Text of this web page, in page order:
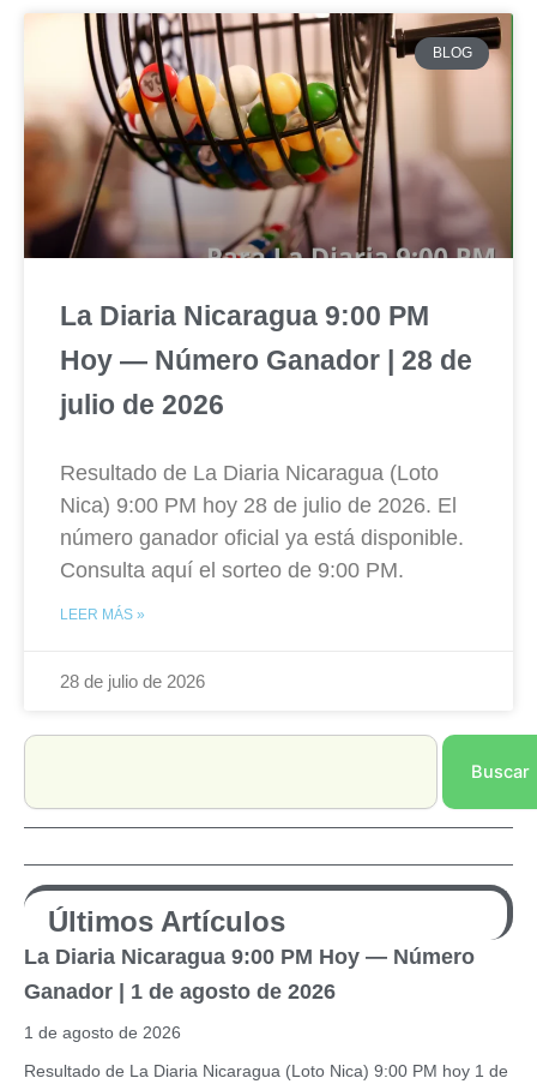
BLOG
La Diaria Nicaragua 9:00 PM
Hoy — Número Ganador | 28 de
julio de 2026
Resultado de La Diaria Nicaragua (Loto
Nica) 9:00 PM hoy 28 de julio de 2026. El
número ganador oficial ya está disponible.
Consulta aquí el sorteo de 9:00 PM.
LEER MÁS »
28 de julio de 2026
Search
Buscar
Últimos Artículos
La Diaria Nicaragua 9:00 PM Hoy — Número
Ganador | 1 de agosto de 2026
1 de agosto de 2026
Resultado de La Diaria Nicaragua (Loto Nica) 9:00 PM hoy 1 de